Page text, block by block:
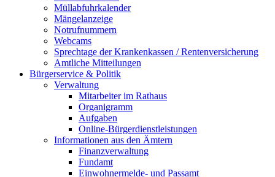
Müllabfuhrkalender
Mängelanzeige
Notrufnummern
Webcams
Sprechtage der Krankenkassen / Rentenversicherung
Amtliche Mitteilungen
Bürgerservice & Politik
Verwaltung
Mitarbeiter im Rathaus
Organigramm
Aufgaben
Online-Bürgerdienstleistungen
Informationen aus den Ämtern
Finanzverwaltung
Fundamt
Einwohnermelde- und Passamt